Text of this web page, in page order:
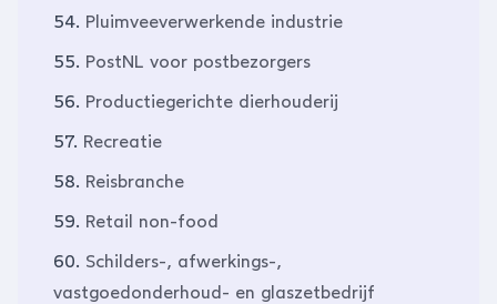
54. Pluimveeverwerkende industrie
55. PostNL voor postbezorgers
56. Productiegerichte dierhouderij
57. Recreatie
58. Reisbranche
59. Retail non-food
60. Schilders-, afwerkings-,
vastgoedonderhoud- en glaszetbedrijf